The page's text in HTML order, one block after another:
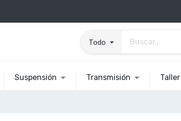
Todo
Suspensión Transmisión Taller